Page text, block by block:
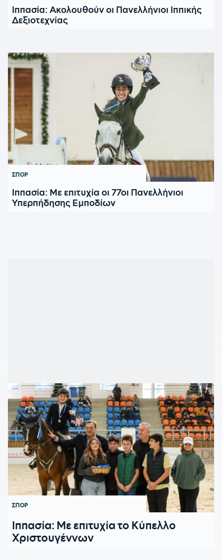
Ιππασία: Ακολουθούν οι Πανελλήνιοι Ιππικής
Δεξιοτεχνίας
ΣΠΟΡ
Ιππασία: Με επιτυχία οι 77οι Πανελλήνιοι
Υπερπήδησης Εμποδίων
ΣΠΟΡ
Ιππασία: Με επιτυχία το Κύπελλο
Χριστουγέννων